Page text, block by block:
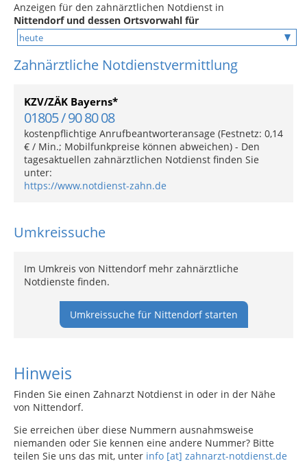
Anzeigen für den zahnärztlichen Notdienst in
Nittendorf und dessen Ortsvorwahl für
Zahnärztliche Notdienstvermittlung
KZV/ZÄK Bayerns*
01805 / 90 80 08
kostenpflichtige Anrufbeantworteransage (Festnetz: 0,14
€ / Min.; Mobilfunkpreise können abweichen) - Den
tagesaktuellen zahnärztlichen Notdienst finden Sie
unter:
https://www.notdienst-zahn.de
Umkreissuche
Im Umkreis von Nittendorf mehr zahnärztliche
Notdienste finden.
Umkreissuche für Nittendorf starten
Hinweis
Finden Sie einen Zahnarzt Notdienst in oder in der Nähe
von Nittendorf.
Sie erreichen über diese Nummern ausnahmsweise
niemanden oder Sie kennen eine andere Nummer? Bitte
teilen Sie uns das mit, unter info [at] zahnarzt-notdienst.de